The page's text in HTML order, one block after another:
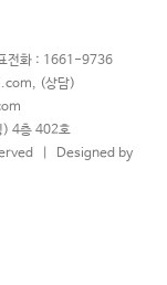
전화 : 1661-9736
, (상담)
) 4층 402호
| Designed by